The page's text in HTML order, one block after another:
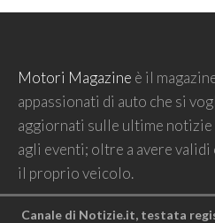
Motori Magazine è il
appassionati di auto che si
aggiornati sulle ultime
agli eventi; oltre a avere
il proprio veicolo.
Canale di Notizie.it, testata